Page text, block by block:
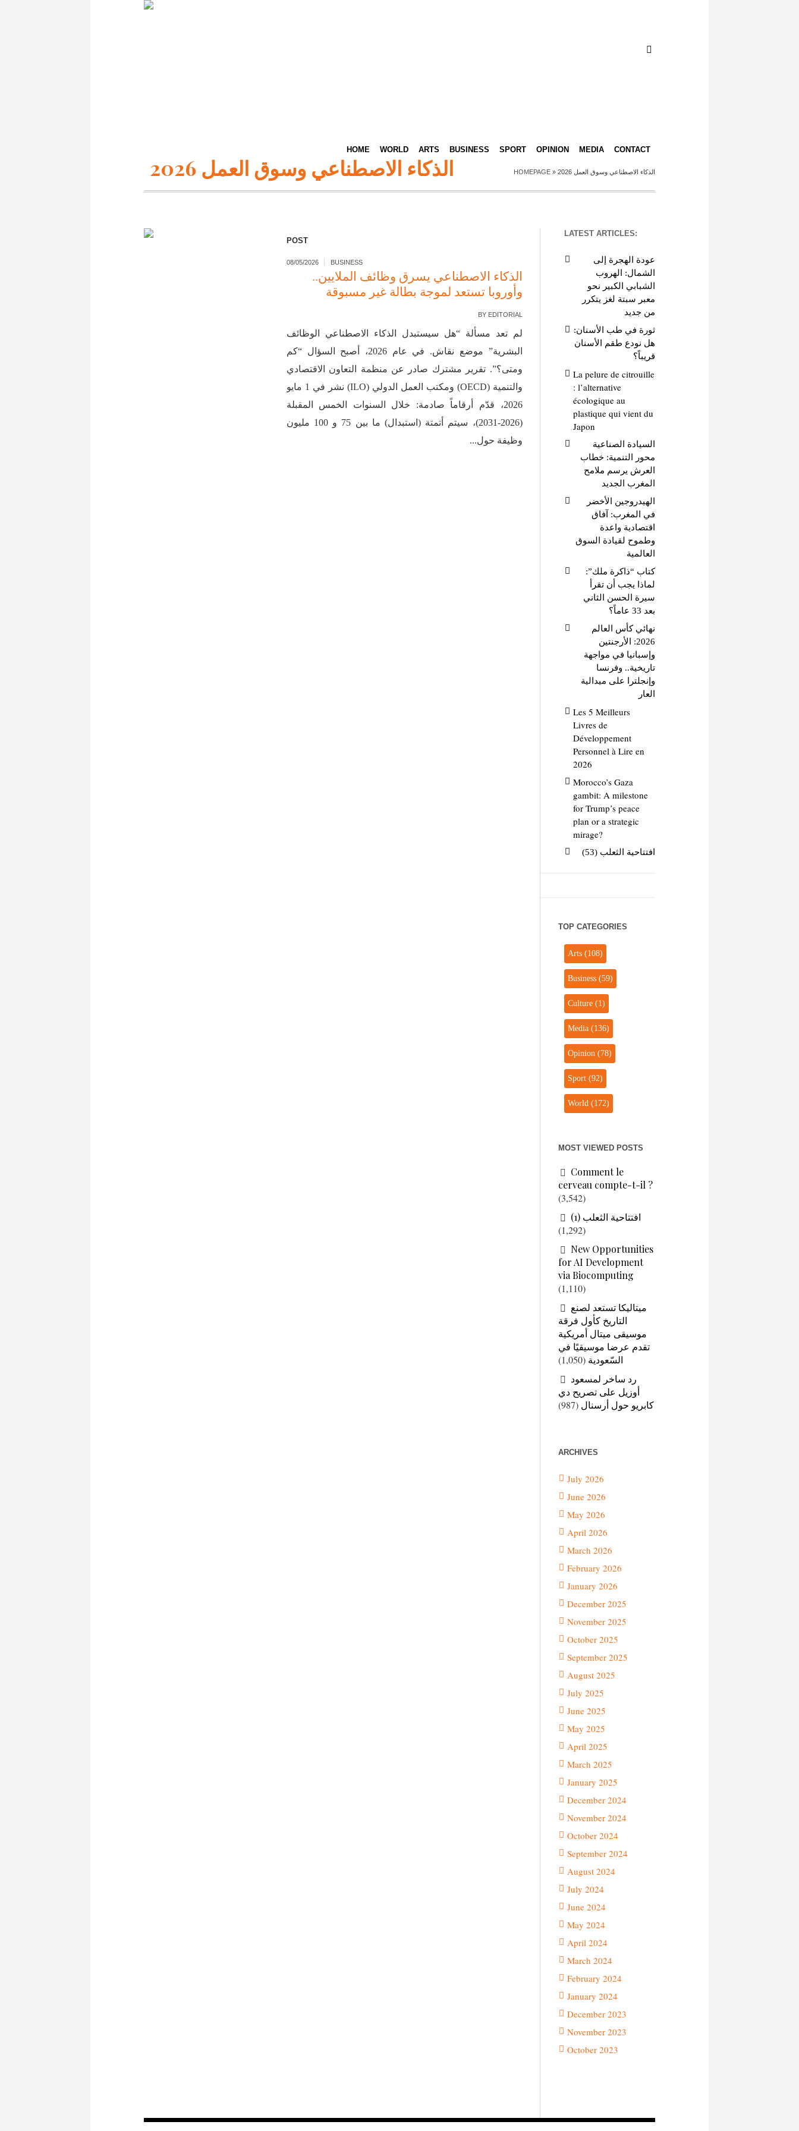
HOME WORLD ARTS BUSINESS SPORT OPINION MEDIA CONTACT
الذكاء الاصطناعي وسوق العمل 2026 HOMEPAGE » الذكاء الاصطناعي وسوق العمل 2026
POST
08/05/2026 BUSINESS
الذكاء الاصطناعي يسرق وظائف الملايين..
وأوروبا تستعد لموجة بطالة غير مسبوقة
BY EDITORIAL
لم تعد مسألة “هل سيستبدل الذكاء الاصطناعي الوظائف
البشرية” موضع نقاش. في عام 2026، أصبح السؤال “كم
ومتى؟”. تقرير مشترك صادر عن منظمة التعاون الاقتصادي
والتنمية (OECD) ومكتب العمل الدولي (ILO) نشر في 1 مايو
2026، قدّم أرقاماً صادمة: خلال السنوات الخمس المقبلة
(2026-2031)، سيتم أتمتة (استبدال) ما بين 75 و 100 مليون
وظيفة حول...
LATEST ARTICLES:
عودة الهجرة إلى
الشمال: الهروب
الشبابي الكبير نحو
معبر سبتة لغز يتكرر
من جديد
ثورة في طب الأسنان:
هل نودع طقم الأسنان
قريباً؟
La pelure de citrouille
: l’alternative
écologique au
plastique qui vient du
Japon
السيادة الصناعية
محور التنمية: خطاب
العرش يرسم ملامح
المغرب الجديد
الهيدروجين الأخضر
في المغرب: آفاق
اقتصادية واعدة
وطموح لقيادة السوق
العالمية
كتاب “ذاكرة ملك”:
لماذا يجب أن تقرأ
سيرة الحسن الثاني
بعد 33 عاماً؟
نهائي كأس العالم
2026: الأرجنتين
وإسبانيا في مواجهة
تاريخية.. وفرنسا
وإنجلترا على ميدالية
العار
Les 5 Meilleurs
Livres de
Développement
Personnel à Lire en
2026
Morocco’s Gaza
gambit: A milestone
for Trump’s peace
plan or a strategic
mirage?
افتتاحية الثعلب (53)
TOP CATEGORIES
Arts(108)
Business(59)
Culture(1)
Media(136)
Opinion(78)
Sport(92)
World(172)
MOST VIEWED POSTS
Comment le
cerveau compte-t-il ?
(3,542)
افتتاحية الثعلب (1)
(1,292)
New Opportunities
for AI Development
via Biocomputing
(1,110)
ميتاليكا تستعد لصنع
التاريخ كأول فرقة
موسيقى ميتال أمريكية
تقدم عرضا موسيقيًا في
السّعودية (1,050)
رد ساخر لمسعود
أوزيل على تصريح دي
كابريو حول أرسنال (987)
ARCHIVES
July 2026
June 2026
May 2026
April 2026
March 2026
February 2026
January 2026
December 2025
November 2025
October 2025
September 2025
August 2025
July 2025
June 2025
May 2025
April 2025
March 2025
January 2025
December 2024
November 2024
October 2024
September 2024
August 2024
July 2024
June 2024
May 2024
April 2024
March 2024
February 2024
January 2024
December 2023
November 2023
October 2023